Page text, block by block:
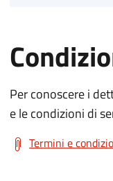
Per conoscere i
e le condizioni di
Termini e